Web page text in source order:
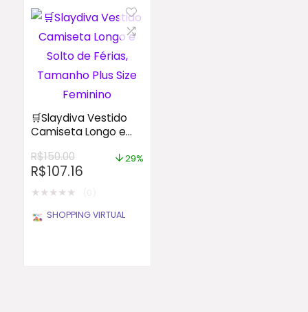
🛒Slaydiva Vestido
Camiseta Longo e
Tamanho Plus Size
Feminino
R$150.00
R$107.16
29%
★★★★★
SHOPPING VIRTUAL